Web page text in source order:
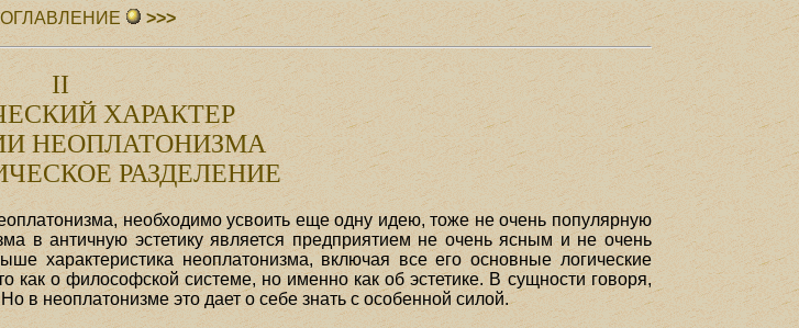
ОГЛАВЛЕHИЕ >>>
II
ХАРАКТЕР
НЕОПЛАТОНИЗМА
РАЗДЕЛЕНИЕ
необходимо усвоить еще одну идею, тоже не очень популярную
в античную эстетику является предприятием не очень ясным и не очень
характеристика неоплатонизма, включая все его основные логические
как о философской системе, но именно как об эстетике. В сущности говоря,
в неоплатонизме это дает о себе знать с особенной силой.